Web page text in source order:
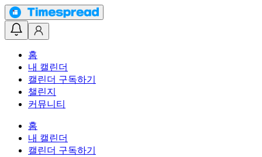
홈
내 캘린더
캘린더 구독하기
챌린지
커뮤니티
홈
내 캘린더
캘린더 구독하기